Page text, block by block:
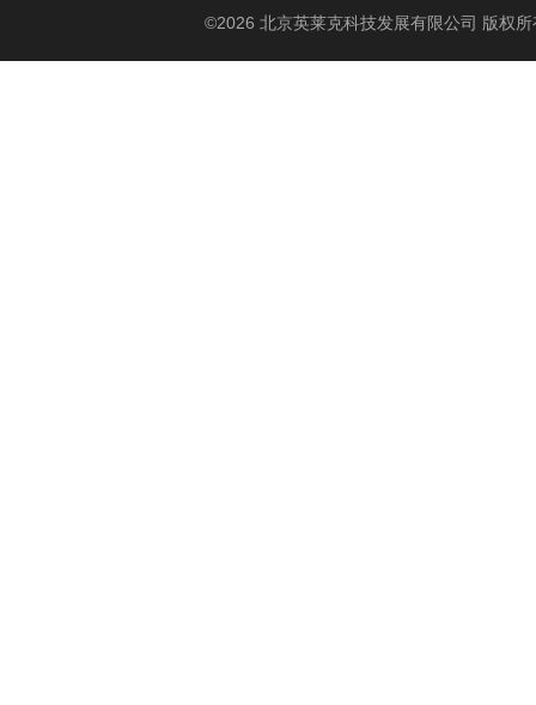
©2026 北京英莱克科技发展有限公司 版